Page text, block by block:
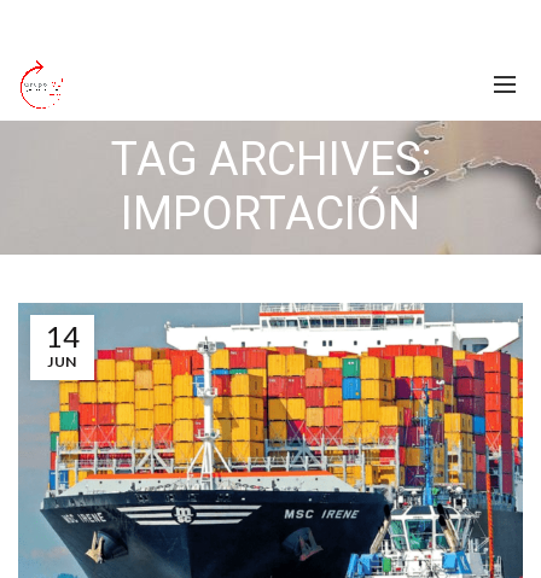
TAG ARCHIVES:
IMPORTACIÓN
14
JUN